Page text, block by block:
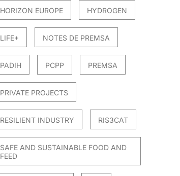
HORIZON EUROPE HYDROGEN
LIFE+ NOTES DE PREMSA
PADIH PCPP PREMSA
PRIVATE PROJECTS
RESILIENT INDUSTRY RIS3CAT
SAFE AND SUSTAINABLE FOOD AND
FEED